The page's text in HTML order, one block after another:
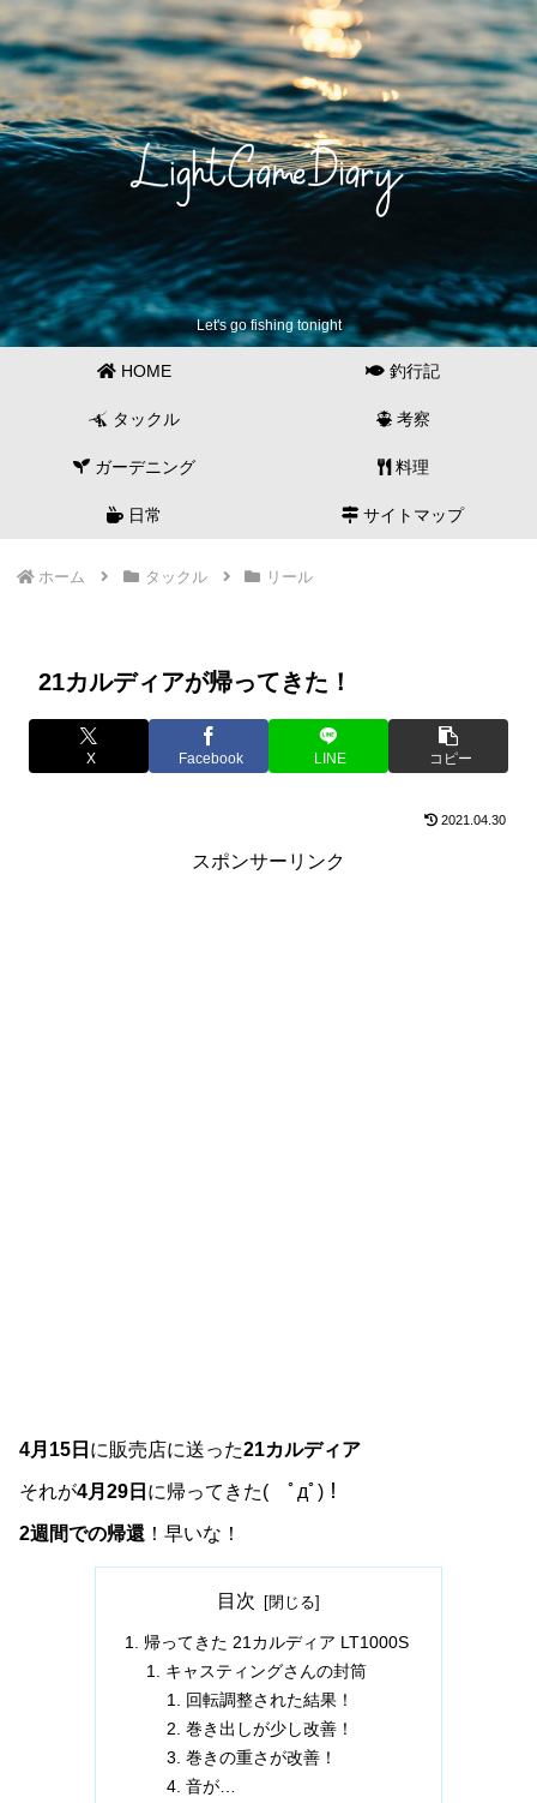
Let's go fishing tonight
HOME 釣行記
タックル 考察
ガーデニング 料理
日常 サイトマップ
ホーム タックル リール
21カルディアが帰ってきた！
X Facebook LINE コピー
2021.04.30
スポンサーリンク
4月15日 に販売店に送った21カルディア
それが4月29日 に帰ってきた( ﾟдﾟ)！
2週間での帰還 ！早いな！
目次
帰ってきた 21カルディア LT1000S
キャスティングさんの封筒
回転調整された結果！
巻き出しが少し改善！
巻きの重さが改善！
音が…